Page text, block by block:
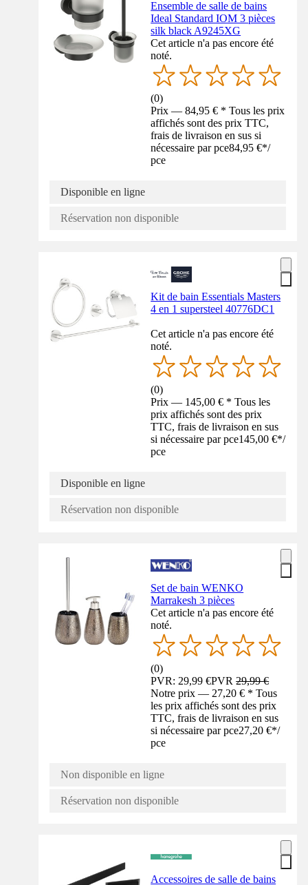
Ensemble de salle de bains
Ideal Standard IOM 3 pièces
silk black A9245XG
Cet article n'a pas encore été
noté.
(0)
Prix — 84,95 € * Tous les prix
affichés sont des prix TTC,
frais de livraison en sus si
nécessaire par pce84,95 €*/
pce
Disponible en ligne
Réservation non disponible
Kit de bain Essentials Masters
4 en 1 supersteel 40776DC1
Cet article n'a pas encore été
noté.
(0)
Prix — 145,00 € * Tous les
prix affichés sont des prix
TTC, frais de livraison en sus
si nécessaire par pce145,00 €*/
pce
Disponible en ligne
Réservation non disponible
Set de bain WENKO
Marrakesh 3 pièces
Cet article n'a pas encore été
noté.
(0)
PVR: 29,99 €PVR29,99 €
Notre prix — 27,20 € * Tous
les prix affichés sont des prix
TTC, frais de livraison en sus
si nécessaire par pce27,20 €*/
pce
Non disponible en ligne
Réservation non disponible
Accessoires de salle de bains